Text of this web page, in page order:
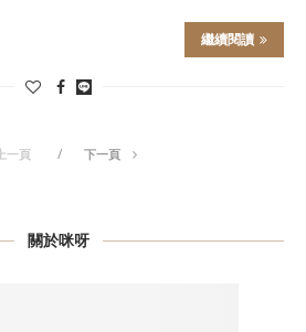
繼續閱讀
上一頁 下一頁
關於咪呀